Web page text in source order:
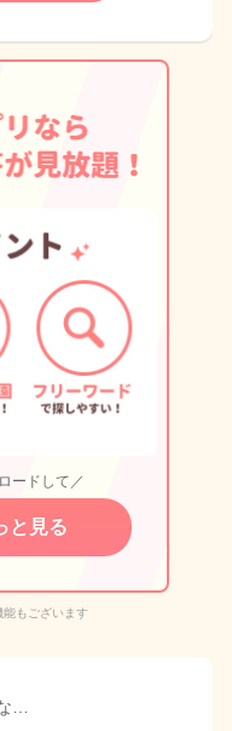
ードして／
と見る
もございます
…